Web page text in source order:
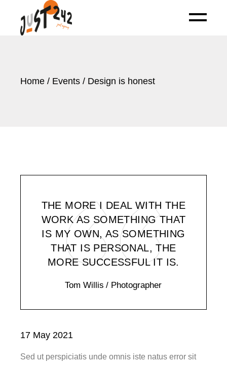
Home Events Design is honest
THE MORE I DEAL WITH THE
WORK AS SOMETHING THAT
IS MY OWN, AS SOMETHING
THAT IS PERSONAL, THE
MORE SUCCESSFUL IT IS.
Tom Willis / Photographer
17 May 2021
Sed ut perspiciatis unde omnis iste natus error sit